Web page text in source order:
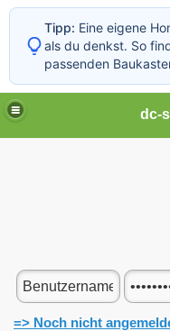
dc-
=> Noch nicht
Tipp: Eine eigene
als du denkst. So
passenden